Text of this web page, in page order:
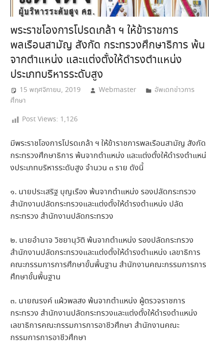
พระราชโองการโปรดเกล้า ฯ ให้ข้าราชการ
พลเรือนสามัญ สังกัด กระทรวงศึกษาธิการ พ้น
จากตำแหน่ง และแต่งตั้งให้ดำรงตำแหน่ง
ประเภทบริหารระดับสูง
15 พฤศจิกายน, 2019 Webmaster
อัพเดทข่าวการ
ศึกษา
Post Views: 1,126
มีพระราชโองการโปรดเกล้า ฯ ให้ข้าราชการพลเรือนสามัญ สังกัด
กระทรวงศึกษาธิการ พ้นจากตำแหน่ง และแต่งตั้งให้ดำรงตำแหน่
งประเภทบริหารระดับสูง จำนวน ๓ ราย ดังนี้
๑. นายประเสริฐ บุญเรือง พ้นจากตำแหน่ง รองปลัดกระทรวง
สำนักงานปลัดกระทรวงและแต่งตั้งให้ดำรงตำแหน่ง ปลัด
กระทรวง สำนักงานปลัดกระทรวง
๒. นายอำนาจ วิชยานุวัติ พ้นจากตำแหน่ง รองปลัดกระทรวง
สำนักงานปลัดกระทรวงและแต่งตั้งให้ดำรงตำแหน่ง เลขาธิการ
คณะกรรมการการศึกษาขั้นพื้นฐาน สำนักงานคณะกรรมการการ
ศึกษาขั้นพื้นฐาน
๓. นายณรงค์ แผ้วพลสง พ้นจากตำแหน่ง ผู้ตรวจราชการ
กระทรวง สำนักงานปลัดกระทรวงและแต่งตั้งให้ดำรงตำแหน่ง
เลขาธิการคณะกรรมการการอาชีวศึกษา สำนักงานคณะ
กรรมการการอาชีวศึกษา